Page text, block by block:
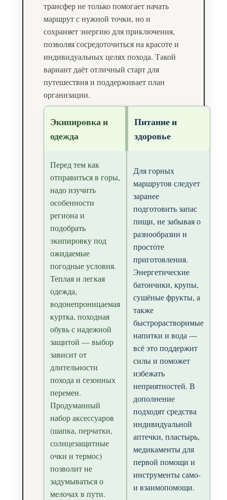
трансфер не только помогает начать
маршрут с нужной точки, но и
сохраняет энергию для приключения,
позволяя сосредоточиться на красоте и
индивидуальных целях похода. Такой
вариант даёт отличный старт для
путешествия и поддерживает план
организации.
Экипировка и
одежда
Питание и
здоровье
Перед тем как
отправиться в горы,
надо изучить
особенности
региона и
подобрать
экипировку под
ожидаемые
погодные условия.
Теплая и легкая
одежда,
водонепроницаемая
куртка, походная
обувь с надежной
защитой — выбор
зависит от
длительности
похода и сезонных
перемен.
Продуманный
набор аксессуаров
(шапка, перчатки,
солнцезащитные
очки и термос)
позволит не
задумываться о
мелочах в пути.
Для горных
маршрутов следует
заранее
подготовить запас
пищи, не забывая о
разнообразии и
простоте
приготовления.
Энергетические
батончики, крупы,
сушёные фрукты, а
также
быстрорастворимые
напитки и вода —
всё это поддержит
силы и поможет
избежать
неприятностей. В
дополнение
подходят средства
индивидуальной
аптечки, пластырь,
медикаменты для
первой помощи и
инструменты само-
и взаимопомощи.